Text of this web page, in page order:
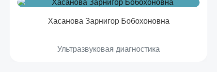
Хасанова Зарнигор Бобохоновна
Ультразвуковая диагностика